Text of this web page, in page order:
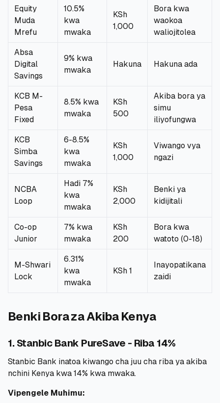
📰
🏢
ℹ️Kuhusu Sisi
📧 Wasiliana Nasi
🇬🇧 🇰🇪
Equity
Muda
Mrefu
10.5%
kwa
mwaka
KSh
1,000
Bora kwa
waokoa
waliojitolea
Absa
Digital
Savings
9% kwa
mwaka
Hakuna Hakuna ada
KCB M-
Pesa
Fixed
8.5% kwa
mwaka
KSh
500
Akiba bora ya
simu
iliyofungwa
KCB
Simba
Savings
6-8.5%
kwa
mwaka
KSh
1,000
Viwango vya
ngazi
NCBA
Loop
Hadi 7%
kwa
mwaka
KSh
2,000
Benki ya
kidijitali
Co-op
Junior
7% kwa
mwaka
KSh
200
Bora kwa
watoto (0-18)
M-Shwari
Lock
6.31%
kwa
mwaka
KSh 1
Inayopatikana
zaidi
Benki Bora za Akiba Kenya
1. Stanbic Bank PureSave - Riba 14%
Stanbic Bank inatoa kiwango cha juu cha riba ya akiba
nchini Kenya kwa 14% kwa mwaka.
Vipengele Muhimu: